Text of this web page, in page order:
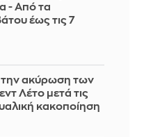
- Από τα
έως τις 7
την ακύρωση των
Λέτο μετά τις
κακοποίηση